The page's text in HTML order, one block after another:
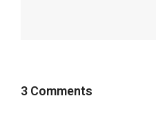
3 Comments